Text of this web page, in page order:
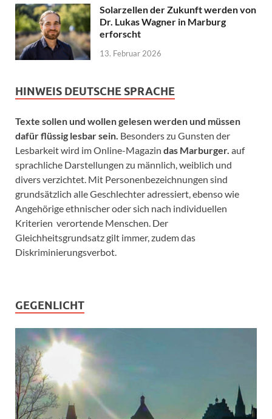
Solarzellen der Zukunft werden von
Dr. Lukas Wagner in Marburg
erforscht
13. Februar 2026
HINWEIS DEUTSCHE SPRACHE
Texte sollen und wollen gelesen werden und müssen
dafür flüssig lesbar sein. Besonders zu Gunsten der
Lesbarkeit wird im Online-Magazin das Marburger. auf
sprachliche Darstellungen zu männlich, weiblich und
divers verzichtet. Mit Personenbezeichnungen sind
grundsätzlich alle Geschlechter adressiert, ebenso wie
Angehörige ethnischer oder sich nach individuellen
Kriterien verortende Menschen. Der
Gleichheitsgrundsatz gilt immer, zudem das
Diskriminierungsverbot.
GEGENLICHT